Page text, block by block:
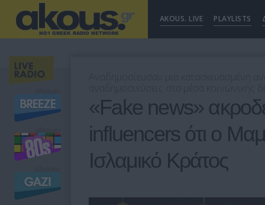
AKOUS. LIVE PLAYLISTS
«Fake news»
influencers ότι ο
Ισλαμικό Κράτος